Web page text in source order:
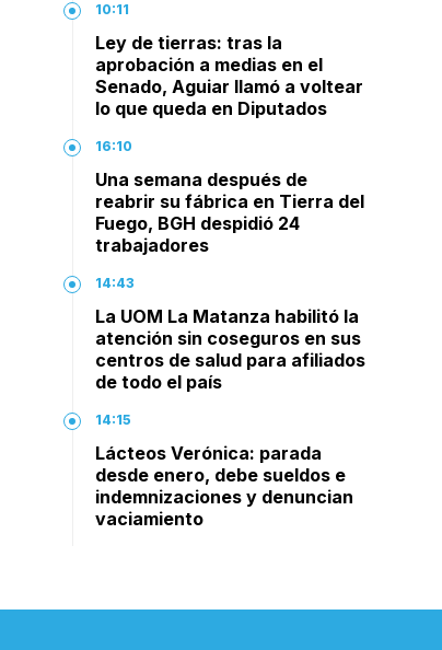
10:11
Ley de tierras: tras la
aprobación a medias en el
Senado, Aguiar llamó a voltear
lo que queda en Diputados
16:10
Una semana después de
reabrir su fábrica en Tierra del
Fuego, BGH despidió 24
trabajadores
14:43
La UOM La Matanza habilitó la
atención sin coseguros en sus
centros de salud para afiliados
de todo el país
14:15
Lácteos Verónica: parada
desde enero, debe sueldos e
indemnizaciones y denuncian
vaciamiento